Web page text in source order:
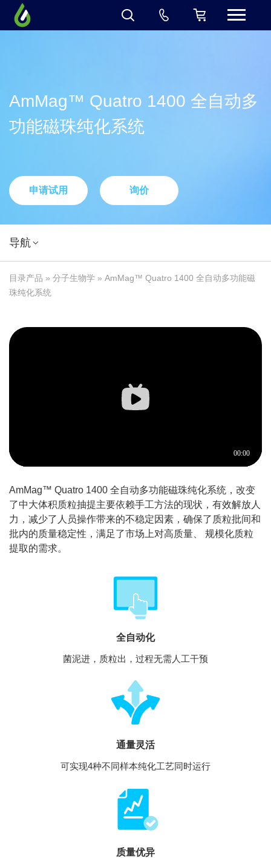
AmMag™ Quatro 1400 全自动多
功能磁珠纯化系统
申请试用 询价
导航
目录产品 » 分子生物学 » AmMag™ Quatro 1400 全自动多功能磁
珠纯化系统
AmMag™ Quatro 1400 全自动多功能磁珠纯化系统，改变
了中大体积质粒抽提主要依赖手工方法的现状，有效解放人
力，减少了人员操作带来的不稳定因素，确保了质粒批间和
批内的质量稳定性，满足了市场上对高质量、 规模化质粒
提取的需求。
全自动化
菌泥进，质粒出，过程无需人工干预
通量灵活
可实现4种不同样本纯化工艺同时运行
质量优异